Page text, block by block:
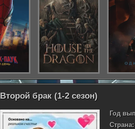
Второй брак (1-2 сезон)
Год
Страна: